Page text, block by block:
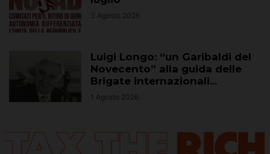
3 Agosto 2026
Luigi Longo: “un Garibaldi del
Novecento” alla guida delle
Brigate internazionali...
1 Agosto 2026